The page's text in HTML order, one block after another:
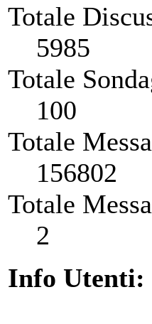
Totale
5985
Totale
100
Totale
156802
Totale
2
Info Utenti: